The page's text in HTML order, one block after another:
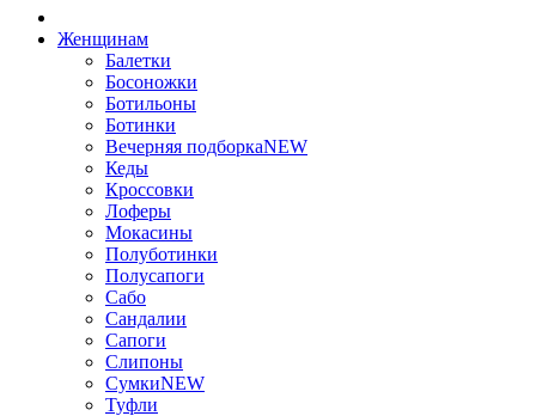
Женщинам
Балетки
Босоножки
Ботильоны
Ботинки
Вечерняя подборкаNEW
Кеды
Кроссовки
Лоферы
Мокасины
Полуботинки
Полусапоги
Сабо
Сандалии
Сапоги
Слипоны
СумкиNEW
Туфли